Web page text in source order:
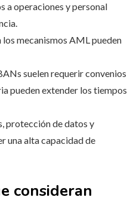
a operaciones y personal
mecanismos AML pueden
suelen requerir convenios
pueden extender los tiempos
protección de datos y
una alta capacidad de
consideran